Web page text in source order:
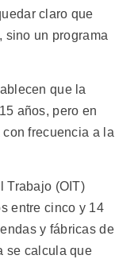
claro que
sino un programa
que la
años, pero en
frecuencia a la
Trabajo (OIT)
entre cinco y 14
y fábricas de
se calcula que